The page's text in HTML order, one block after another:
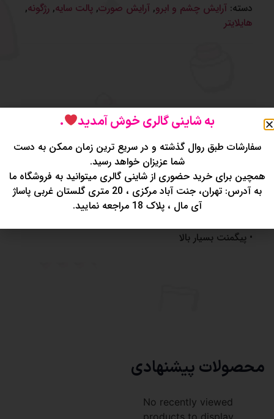
دسته: آرایش چشم و‌ ابرو, آرایش صورت, پالت سایه, رژگونه,
هایلایتر
توضیحات نظرات (0)
پالت چندکاره کتابی 72 رنگ Miweiwei
• پالت چندکاره ۷۲ رنگ ملکه
• شامل سایه با رنگ‌های شاین و مات
• پیگمنت بسیار بالا
محصولات پیشنهادی
No recently viewed
به شاینی گالری خوش آمدید .
سفارشات طبق روال گذشته و در سریع ترین زمان ممکن به دست
شما عزیزان خواهد رسید.
همچین برای خرید حضوری از شاینی گالری میتوانید به فروشگاه ما
به آدرس: تهران، جنت آباد مرکزی ، 20 متری گلستان غربی پاساژ
آی مال ، پلاک 18 مراجعه نمایید.